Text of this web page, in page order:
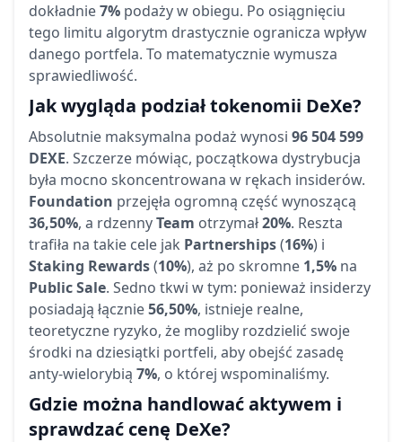
dokładnie7% podaży w obiegu. Po osiągnięciu
tego limitu algorytm drastycznie ogranicza wpływ
danego portfela. To matematycznie wymusza
sprawiedliwość.
Jak wygląda podział tokenomii DeXe?
Absolutnie maksymalna podaż wynosi 96 504 599
DEXE. Szczerze mówiąc, początkowa dystrybucja
była mocno skoncentrowana w rękach insiderów.
Foundation przejęła ogromną część wynoszącą
36,50%, a rdzennyTeam otrzymał20%. Reszta
trafiła na takie cele jak Partnerships(16%) i
Staking Rewards(10%), aż po skromne 1,5% na
Public Sale. Sedno tkwi w tym: ponieważ insiderzy
posiadają łącznie56,50%, istnieje realne,
teoretyczne ryzyko, że mogliby rozdzielić swoje
środki na dziesiątki portfeli, aby obejść zasadę
anty-wielorybią 7%, o której wspominaliśmy.
Gdzie można handlować aktywem i
sprawdzać cenę DeXe?